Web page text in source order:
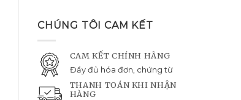
CHÚNG TÔI CAM KẾT
CAM KẾT CHÍNH HÃNG
Đầy đủ hóa đơn, chứng từ
THANH TOÁN KHI NHẬN
HÀNG